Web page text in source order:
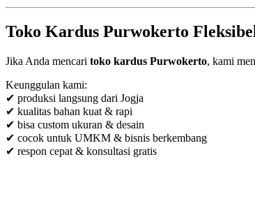
Toko Kardus Purwokerto
Jika Anda mencari toko kardus Purwokerto, kami
Keunggulan kami:
✔ produksi langsung dari Jogja
✔ kualitas bahan kuat & rapi
✔ bisa custom ukuran & desain
✔ cocok untuk UMKM & bisnis berkembang
✔ respon cepat & konsultasi gratis